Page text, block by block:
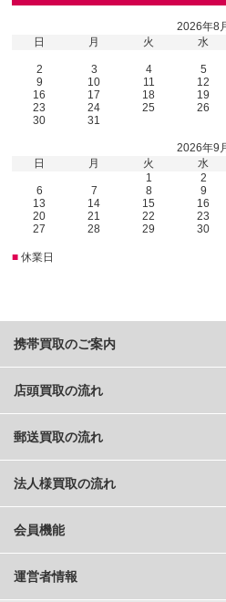
2026年8
日
月 火 水
2
3 4 5
9
10 11 12
16
17 18 19
23
24 25 26
30
31
2026年9
日
月 火 水
1
2
6
7 8 9
13
14 15 16
20
21 22 23
27
28 29 30
■ 休業日
携帯買取のご案内
店頭買取の流れ
郵送買取の流れ
法人様買取の流れ
会員機能
運営者情報